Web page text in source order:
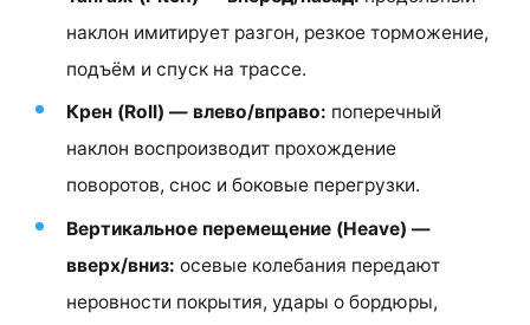
наклон имитирует разгон, резкое торможение,
подъём и спуск на трассе.
Крен (Roll) — влево/вправо: поперечный
наклон воспроизводит прохождение
поворотов, снос и боковые перегрузки.
Вертикальное перемещение (Heave) —
вверх/вниз: осевые колебания передают
неровности покрытия, удары о бордюры,